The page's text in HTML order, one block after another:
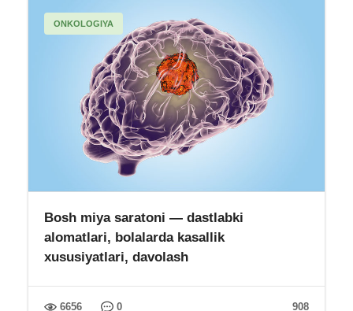
ONKOLOGIYA
Bosh miya saratoni — dastlabki
alomatlari, bolalarda kasallik
xususiyatlari, davolash
908
6656 0